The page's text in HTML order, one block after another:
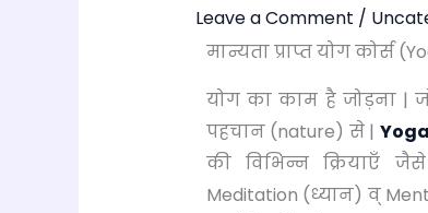
Leave a Comment /
मान्यता प्राप्त योग कोर्स
योग का काम है जोड़ना |
पहचान (nature) से |
की विभिन्न क्रियाएँ जैसे
Meditation (ध्यान) व्